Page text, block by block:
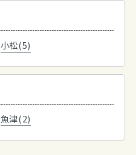
小松(5)
魚津(2)